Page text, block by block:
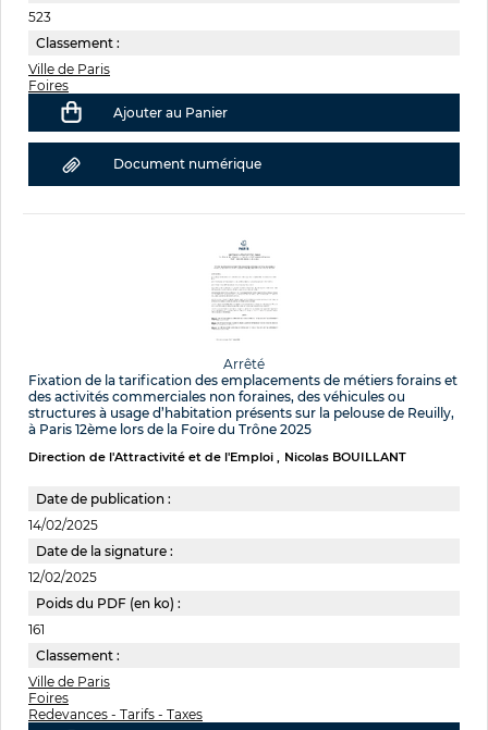
523
Classement :
Ville de Paris
Foires
Ajouter au Panier
Document numérique
Arrêté
Fixation de la tarification des emplacements de métiers forains et
des activités commerciales non foraines, des véhicules ou
structures à usage d’habitation présents sur la pelouse de Reuilly,
à Paris 12ème lors de la Foire du Trône 2025
Direction de l'Attractivité et de l'Emploi Nicolas BOUILLANT
Date de publication :
14/02/2025
Date de la signature :
12/02/2025
Poids du PDF (en ko) :
161
Classement :
Ville de Paris
Foires
Redevances - Tarifs - Taxes